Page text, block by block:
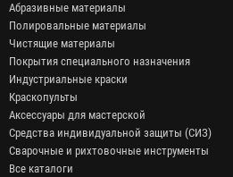
Абразивные материалы
Полировальные материалы
Чистящие материалы
Покрытия специального назначения
Индустриальные краски
Краскопульты
Аксессуары для мастерской
Средства индивидуальной защиты (СИЗ)
Сварочные и рихтовочные инструменты
Все каталоги